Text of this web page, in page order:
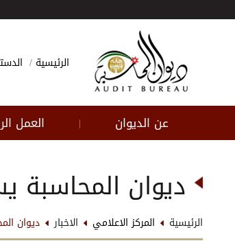
الرئيسية
عن الديوان | العمل
ديوان المحاسبة
الرئيسية المركز الاعلامي الاخبار ديوان